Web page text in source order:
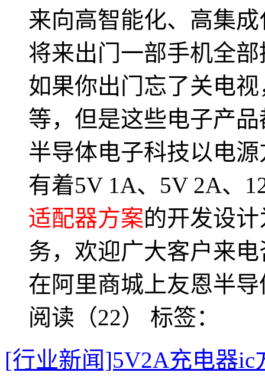
来向高智能化、高集
将来出门一部手机全
如果你出门忘了关电
等，但是这些电子产
半导体电子科技以电
有着5V 1A、5V 2A、
适配器方案的开发设
务，欢迎广大客户来
在阿里商城上友恩半
阅读（22） 标签：
[行业新闻]5V2A充电器ic